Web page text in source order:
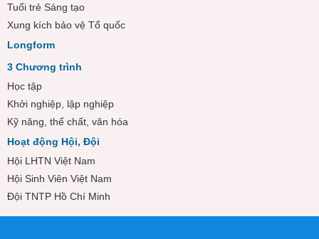
Tuổi trẻ Sáng tạo
Xung kích bảo vệ Tổ quốc
Longform
3 Chương trình
Học tập
Khởi nghiệp, lập nghiệp
Kỹ năng, thể chất, văn hóa
Hoạt động Hội, Đội
Hội LHTN Việt Nam
Hội Sinh Viên Việt Nam
Đội TNTP Hồ Chí Minh